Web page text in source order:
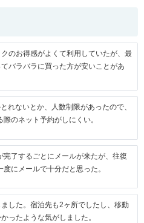
のお得感がよくて利用していたが、最
バラバラに買った方が安いことがあ
れないとか、人数制限があったので、
のネット予約がしにくい。
完了するごとにメールが来たが、往復
にメールで十分だと思った。
した。宿泊先も2ヶ所でしたし、移動
ったような気がしました。